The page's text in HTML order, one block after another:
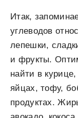
Итак,
углеводов
лепешки,
и фрукты.
найти в
яйцах, тофу,
продуктах.